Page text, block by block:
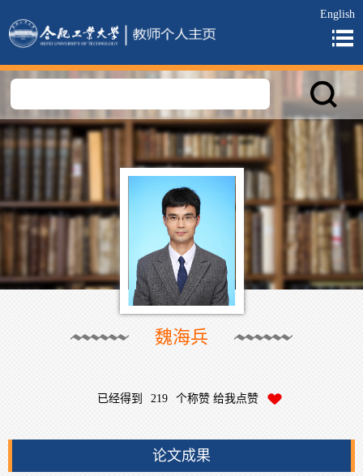
English
魏海兵
已经得到 219 个称赞 给我点赞
论文成果